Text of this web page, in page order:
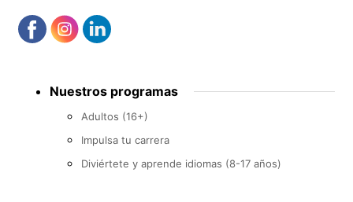
menu Nuestros programas
Adultos (16+)
Impulsa tu carrera
Diviértete y aprende idiomas (8-17 años)